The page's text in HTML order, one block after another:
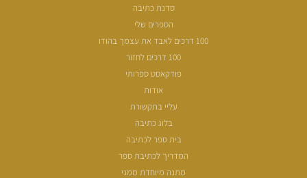
סדנת כתיבה
הספרים שלי
100 דרכים לאבד את עצמך בהודו
100 דרכים לחזור
פודקאסט ספרותי
אודות
עליי בתקשורת
בלוג כתיבה
בית ספר לכתיבה
המדריך לכתיבת ספר
מתנה מיוחדת ממני